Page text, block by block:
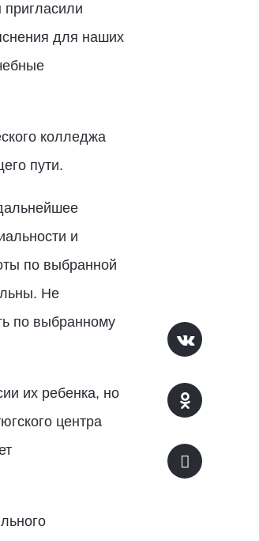
для наших
колледжа
пути.
и
по выбранной
Не
по выбранному
их ребенка, но
центра